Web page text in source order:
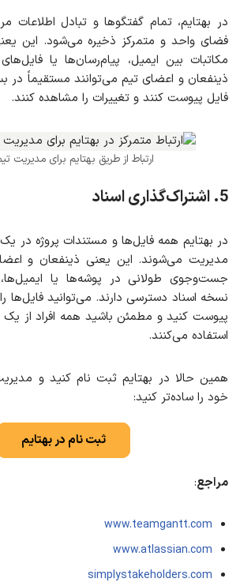
در بهتایم، تمام گفتگوها و تبادل اطلاعات
فضای واحد و متمرکز ذخیره می‌شود. این
مکاتبات بین ایمیل، پیام‌رسان‌ها یا
ذینفعان و اعضای تیم می‌توانند مستقیماً در
فایل پیوست کنند و تغییرات را مشاهده کنند.
ارتباط از طریق بهتایم برای مدیریت
5. اشتراک‌گذاری اسناد
در بهتایم همه فایل‌ها و مستندات پروژه در
مدیریت می‌شوند. این یعنی ذینفعان و
جست‌وجوی طولانی در پوشه‌ها یا
نسخه اسناد دسترسی دارند. می‌توانید فایل‌ها
پیوست کنید و مطمئن باشید همه افراد از
استفاده می‌کنند.
همین حالا در بهتایم ثبت‌ نام کنید و
خود را ساده‌تر کنید:
ثبت نام در بهتایم
مراجع:
www.teamgantt.com
www.atlassian.com
simplystakeholders.com